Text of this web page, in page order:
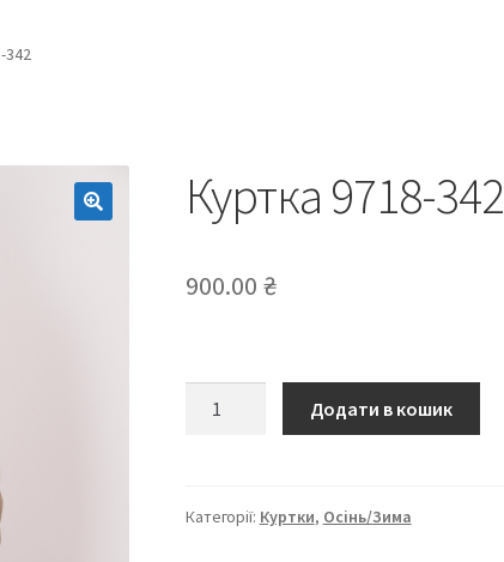
342
Куртка 9718-342
900.00 ₴
Додати в кошик
Категорії: Куртки, Осінь/Зима